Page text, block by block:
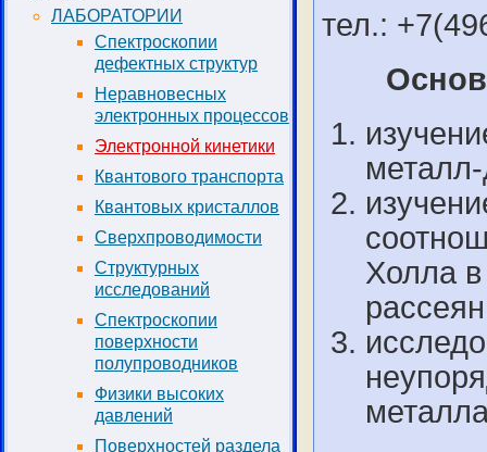
ЛАБОРАТОРИИ
Спектроскопии
дефектных структур
Неравновесных
электронных процессов
Электронной кинетики
Квантового транспорта
Квантовых кристаллов
Сверхпроводимости
Структурных
исследований
Спектроскопии
поверхности
полупроводников
Физики высоких
давлений
Поверхностей раздела
тел.:
Холла